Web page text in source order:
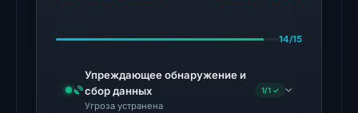
on
15,
2026
14/15
Упреждающее обнаружение и
сбор данных
Угроза устранена
1/1 ✓